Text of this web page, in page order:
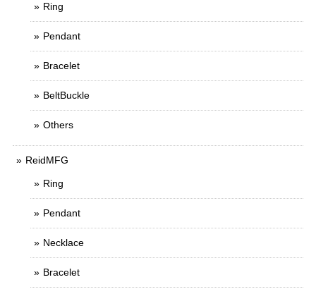
Ring
Pendant
Bracelet
BeltBuckle
Others
ReidMFG
Ring
Pendant
Necklace
Bracelet